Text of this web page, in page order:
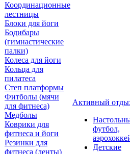
Координационные
лестницы
Блоки для йоги
Бодибары
(гимнастические
палки)
Колеса для йоги
Кольца для
пилатеса
Степ платформы
Фитболы (мячи
для фитнеса)
Медболы
Коврики для
фитнеса и йоги
Резинки для
фитнеса (ленты)
Активный
футбол,
Детские